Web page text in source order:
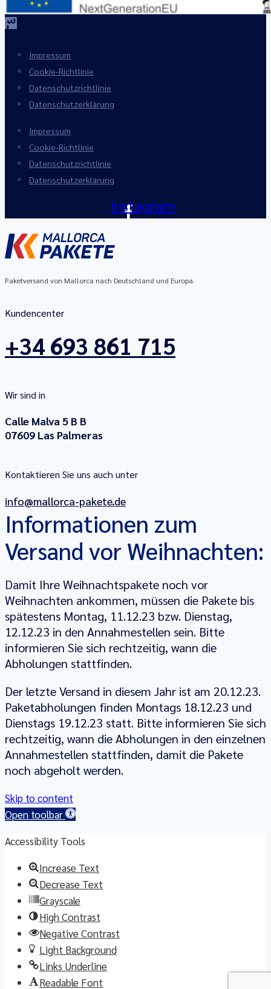
Impressum
Cookie-Richtlinie
Datenschutzrichtlinie
Datenschutzerklärung
Impressum
Cookie-Richtlinie
Datenschutzrichtlinie
Datenschutzerklärung
Instagram
Paketversand von Mallorca nach Deutschland und Europa.
Kundencenter
+34 693 861 715
Wir sind in
Calle Malva 5 B B
07609 Las Palmeras
Kontaktieren Sie uns auch unter
info@mallorca-pakete.de
Informationen zum
Versand vor Weihnachten:
Damit Ihre Weihnachtspakete noch vor
Weihnachten ankommen, müssen die Pakete bis
spätestens Montag, 11.12.23 bzw. Dienstag,
12.12.23 in den Annahmestellen sein. Bitte
informieren Sie sich rechtzeitig, wann die
Abholungen stattfinden.
Der letzte Versand in diesem Jahr ist am 20.12.23.
Paketabholungen finden Montags 18.12.23 und
Dienstags 19.12.23 statt. Bitte informieren Sie sich
rechtzeitig, wann die Abholungen in den einzelnen
Annahmestellen stattfinden, damit die Pakete
noch abgeholt werden.
Skip to content
Open toolbar
Accessibility Tools
Increase Text
Decrease Text
Grayscale
High Contrast
Negative Contrast
Light Background
Links Underline
Readable Font